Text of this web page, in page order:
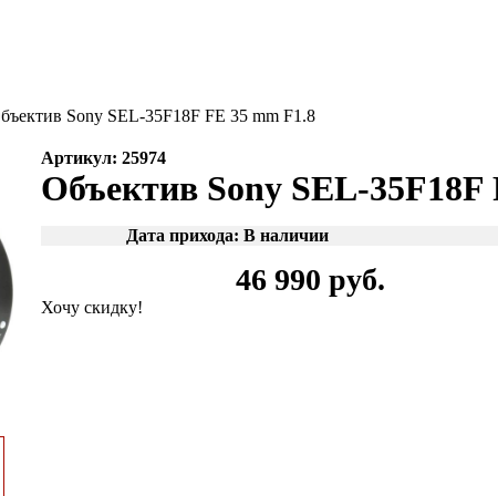
Sony SEL-35F18F FE 35 mm F1.8
Артикул: 25974
Объектив Sony SEL-35F18F
Дата прихода: В наличии
46 990 руб.
Хочу скидку!